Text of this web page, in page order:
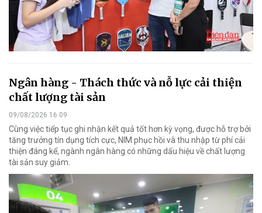
Ngân hàng - Thách thức và nỗ lực cải thiện
chất lượng tài sản
09/08/2026 16:09
Cùng việc tiếp tục ghi nhận kết quả tốt hơn kỳ vọng, được hỗ trợ bởi
tăng trưởng tín dụng tích cực, NIM phục hồi và thu nhập từ phí cải
thiện đáng kể, ngành ngân hàng có những dấu hiệu về chất lượng
tài sản suy giảm.